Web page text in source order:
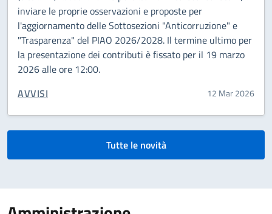
inviare le proprie osservazioni e proposte per
l'aggiornamento delle Sottosezioni "Anticorruzione" e
"Trasparenza" del PIAO 2026/2028. Il termine ultimo per
la presentazione dei contributi è fissato per il 19 marzo
2026 alle ore 12:00.
CATEGORIA CORRELATA:
AVVISI 12 Mar 2026
Tutte le novità